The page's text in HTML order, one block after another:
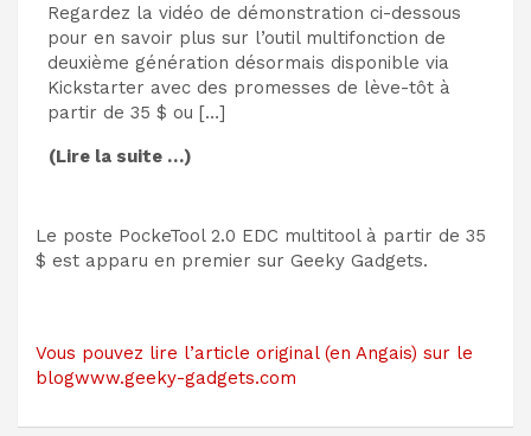
Regardez la vidéo de démonstration ci-dessous
pour en savoir plus sur l’outil multifonction de
deuxième génération désormais disponible via
Kickstarter avec des promesses de lève-tôt à
partir de 35 $ ou […]
(Lire la suite …)
Le poste PockeTool 2.0 EDC multitool à partir de 35
$ est apparu en premier sur Geeky Gadgets.
Vous pouvez lire l’article original (en Angais) sur le
blogwww.geeky-gadgets.com